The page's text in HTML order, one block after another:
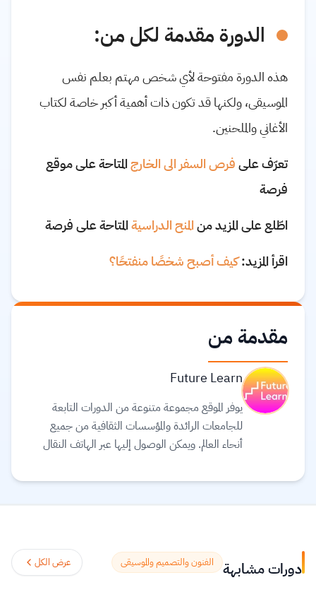
الدورة مقدمة لكل من:
هذه الدورة مفتوحة لأي شخص مهتم بعلم نفس
الموسيقى، ولكنها قد تكون ذات أهمية أكبر خاصة لكتاب
الأغاني والملحنين.
تعرّف علىفرص السفر الى الخارجالمتاحة على موقع
فرصة
اطّلع على المزيد منالمنح الدراسيةالمتاحة على فرصة
اقرأ المزيد:كيف أصبح شخصًا منفتحًا؟
مقدمة من
Future Learn
يوفر الموقع مجموعة متنوعة من الدورات التابعة
للجامعات الرائدة والمؤسسات الثقافية من جميع
أنحاء العالم. ويمكن الوصول إليها عبر الهاتف النقال
يمكنك توفيق التعليم في حياتك. يعتقد القائمون على
يساعدك على اكتشافات جديدة وتشكيل أفكار
جديدة.اقرأ المزيد. دورات مشابهة الفنون والتصميم والموسيقى عرض الكل